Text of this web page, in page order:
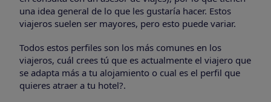
una idea general de lo que les gustaría hacer. Estos
viajeros suelen ser mayores, pero esto puede variar.
Todos estos perfiles son los más comunes en los
viajeros, cuál crees tú que es actualmente el viajero que
se adapta más a tu alojamiento o cual es el perfil que
quieres atraer a tu hotel?.